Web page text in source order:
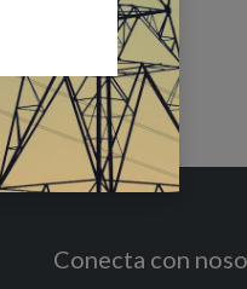
Conecta con